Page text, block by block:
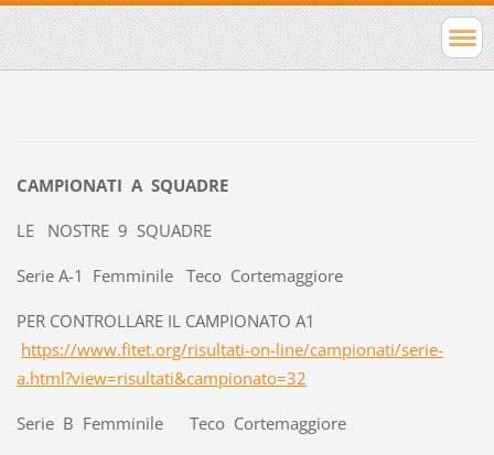
CAMPIONATI A SQUADRE
LE NOSTRE 9 SQUADRE
Serie A-1 Femminile Teco Cortemaggiore
PER CONTROLLARE IL CAMPIONATO A1
https://www.fitet.org/risultati-on-line/campionati/serie-
a.html?view=risultati&campionato=32
Serie B Femminile Teco Cortemaggiore